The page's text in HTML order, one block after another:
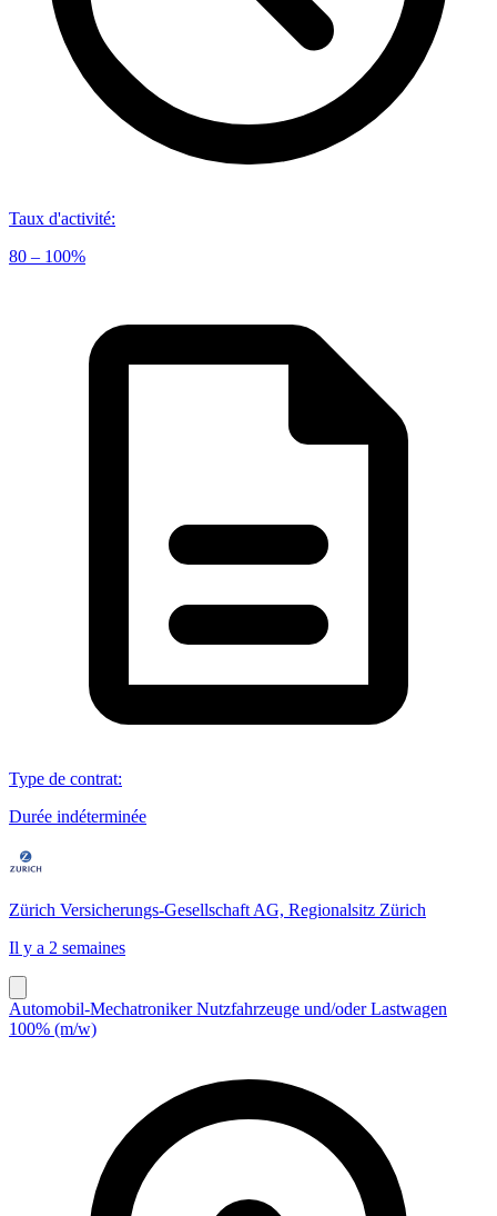
Taux d'activité:
80 – 100%
Type de contrat:
Durée indéterminée
Zürich Versicherungs-Gesellschaft AG, Regionalsitz Zürich
Il y a 2 semaines
Automobil-Mechatroniker Nutzfahrzeuge und/oder Lastwagen
100% (m/w)